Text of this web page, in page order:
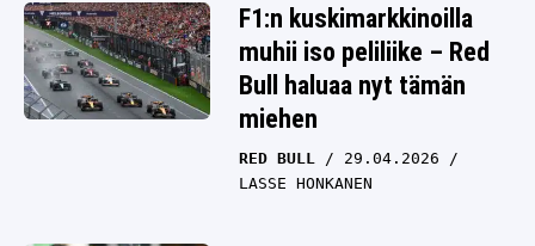
F1:n kuskimarkkinoilla
muhii iso peliliike – Red
Bull haluaa nyt tämän
miehen
RED BULL
29.04.2026
LASSE HONKANEN